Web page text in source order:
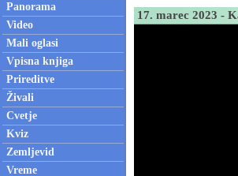
Panorama
Video
Mali oglasi
Vpisna knjiga
Prireditve
Živali
Cvetje
Kviz
Zemljevid
Vreme
17. marec 2023 -